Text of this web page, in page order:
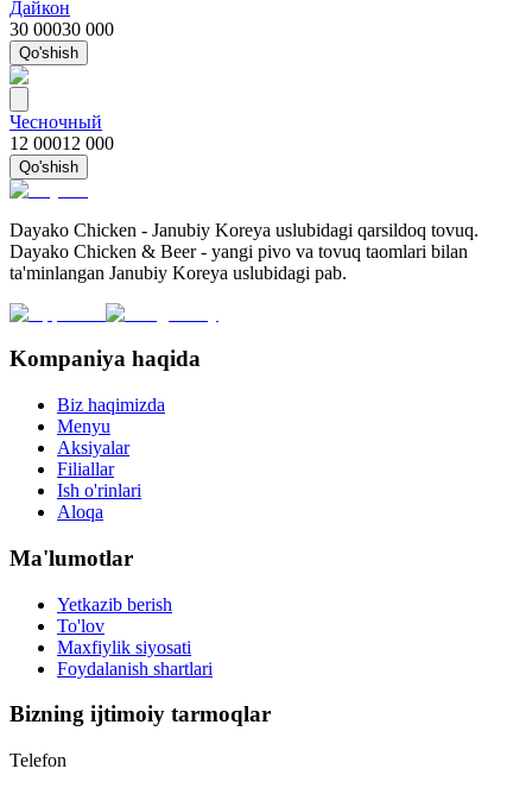
Дайкон
30 00030 000
Qo'shish
Чесночный
12 00012 000
Qo'shish
Dayako Chicken - Janubiy Koreya uslubidagi qarsildoq tovuq.
Dayako Chicken & Beer - yangi pivo va tovuq taomlari bilan
ta'minlangan Janubiy Koreya uslubidagi pab.
Kompaniya haqida
Biz haqimizda
Menyu
Aksiyalar
Filiallar
Ish o'rinlari
Aloqa
Ma'lumotlar
Yetkazib berish
To'lov
Maxfiylik siyosati
Foydalanish shartlari
Bizning ijtimoiy tarmoqlar
Telefon